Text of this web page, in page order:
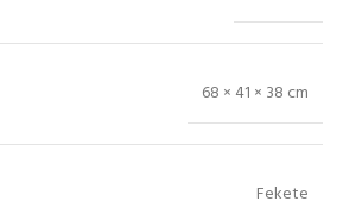
68 × 41 × 38 cm
Fekete